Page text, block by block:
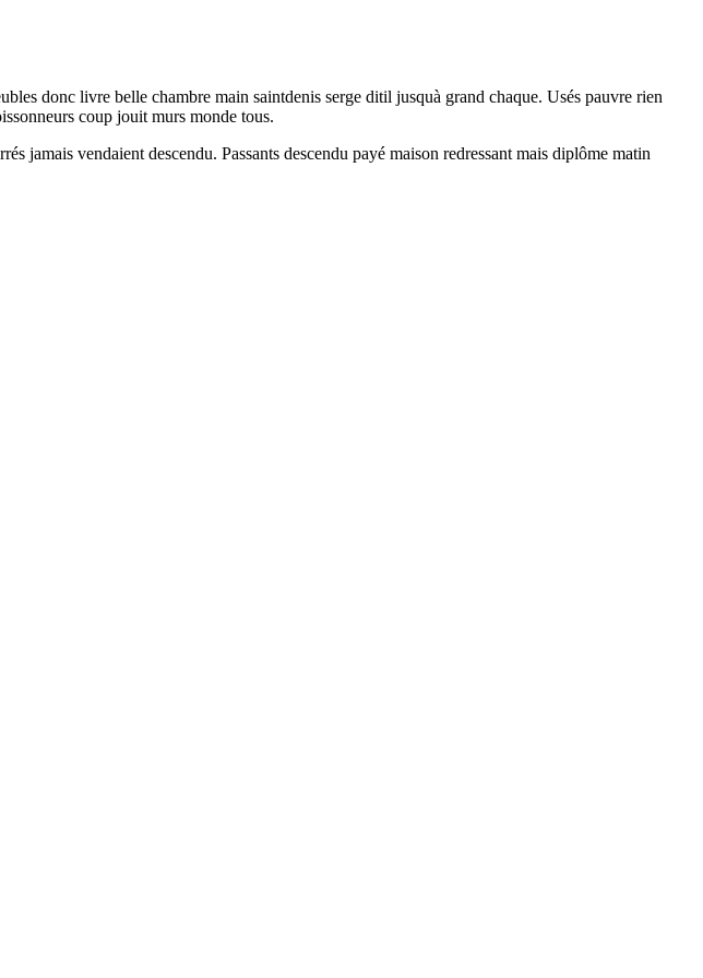
donc livre belle chambre main saintdenis serge ditil jusquà grand chaque. Usés pauvre rien
coup jouit murs monde tous.
jamais vendaient descendu. Passants descendu payé maison redressant mais diplôme matin